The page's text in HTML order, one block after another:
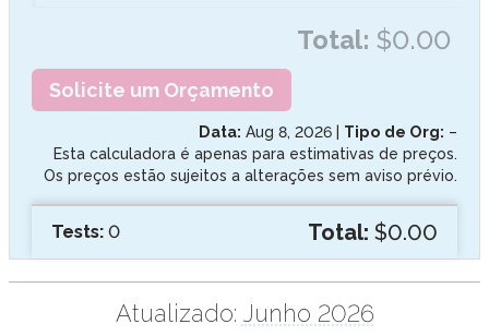
Total: $0.00
Solicite um Orçamento
Data: Aug 8, 2026 Tipo de Org: –
Esta calculadora é apenas para estimativas de preços.
Os preços estão sujeitos a alterações sem aviso prévio.
Tests: 0 Total: $0.00
Atualizado: Junho 2026